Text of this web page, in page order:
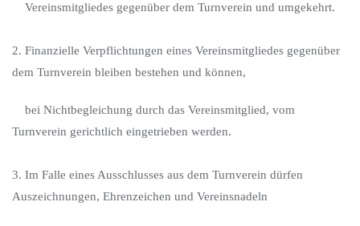
Vereinsmitgliedes gegenüber dem Turnverein und umgekehrt.
2. Finanzielle Verpflichtungen eines Vereinsmitgliedes gegenüber
dem Turnverein bleiben bestehen und können,
bei Nichtbegleichung durch das Vereinsmitglied, vom
Turnverein gerichtlich eingetrieben werden.
3. Im Falle eines Ausschlusses aus dem Turnverein dürfen
Auszeichnungen, Ehrenzeichen und Vereinsnadeln